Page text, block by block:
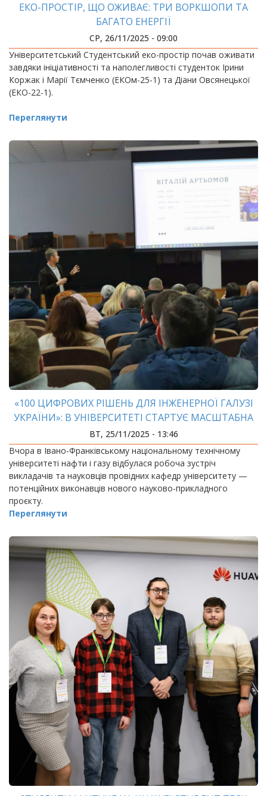
ЕКО-ПРОСТІР, ЩО ОЖИВАЄ: ТРИ ВОРКШОПИ ТА
БАГАТО ЕНЕРГІЇ
СР, 26/11/2025 - 09:00
Університетський Студентський еко-простір почав оживати
завдяки ініціативності та наполегливості студенток Ірини
Коржак і Марії Тємченко (ЕКОм-25-1) та Діани Овсянецької
(ЕКО-22-1).
Переглянути
«100 ЦИФРОВИХ РІШЕНЬ ДЛЯ ІНЖЕНЕРНОЇ ГАЛУЗІ
УКРАЇНИ»: В УНІВЕРСИТЕТІ СТАРТУЄ МАСШТАБНА
ІНІЦІАТИВА
ВТ, 25/11/2025 - 13:46
Вчора в Івано-Франківському національному технічному
університеті нафти і газу відбулася робоча зустріч
викладачів та науковців провідних кафедр університету —
потенційних виконавців нового науково-прикладного
проєкту.
Переглянути